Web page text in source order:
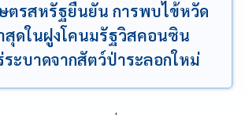
ษตรสหรัฐยืนยัน การพบไข้หวัด
สุดในฝูงโคนมรัฐวิสคอนซิน
ระบาดจากสัตว์ป่าระลอกใหม่